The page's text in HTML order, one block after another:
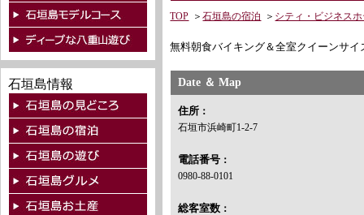
石垣島情報
TOP ＞石垣島の宿泊 ＞ シティ・ビジネス
無料朝食バイキング＆全室クイーンサ
Date ＆ Map
住所 ：
石垣市浜崎町1-2-7
電話番号 ：
0980-88-0101
総客室数 ：